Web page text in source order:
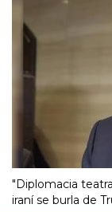
"Diplomacia
iraní se burla de